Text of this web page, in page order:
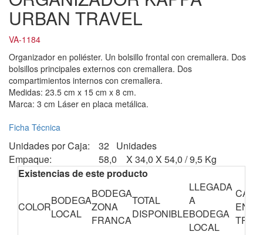
URBAN TRAVEL
VA-1184
Organizador en poliéster. Un bolsillo frontal con cremallera. Dos
bolsillos principales externos con cremallera. Dos
compartimientos internos con cremallera.
Medidas: 23.5 cm x 15 cm x 8 cm.
Marca: 3 cm Láser en placa metálica.
Ficha Técnica
Unidades por Caja:
32 Unidades
Empaque:
58,0 X 34,0 X 54,0 / 9,5 Kg
Existencias de este producto
COLORBODEGA
LOCAL
BODEGA
ZONA
FRANCA
TOTAL
DISPONIBLE
LLEGADA
A
BODEGA
LOCAL
EN